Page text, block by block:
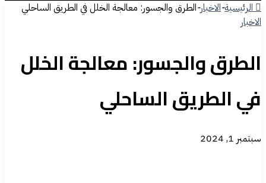
الرئيسية-الاخبار-الطرق والجسور: معالجة الخلل في الطريق الساحلي
الاخبار
الطرق والجسور: معالجة الخلل
في الطريق الساحلي
سبتمبر 1, 2024